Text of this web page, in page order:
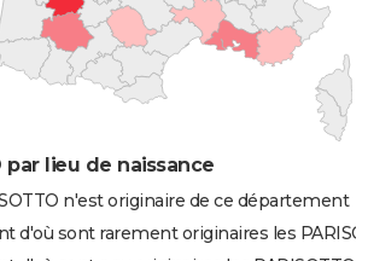
par lieu de naissance
n'est originaire de ce département
d'où sont rarement originaires les